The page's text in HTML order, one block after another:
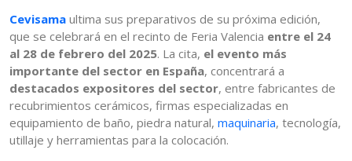
Cevisama ultima sus preparativos de su próxima edición,
que se celebrará en el recinto de Feria Valencia entre el 24
al 28 de febrero del 2025. La cita, el evento más
importante del sector en España, concentrará a
destacados expositores del sector, entre fabricantes de
recubrimientos cerámicos, firmas especializadas en
equipamiento de baño, piedra natural, maquinaria, tecnología,
utillaje y herramientas para la colocación.